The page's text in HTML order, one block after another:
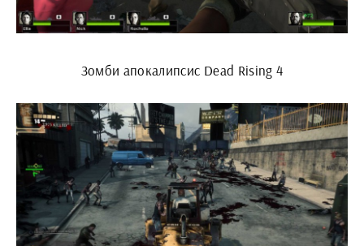
Зомби апокалипсис Dead Rising 4